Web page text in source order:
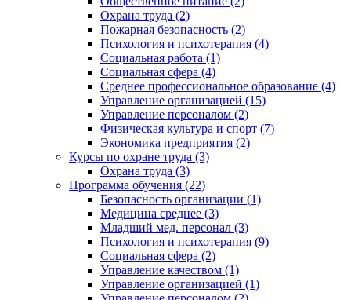
Охрана труда (2)
Пожарная безопасность (2)
Психология и психотерапия (4)
Социальная работа (1)
Социальная сфера (4)
Среднее профессиональное образование (4)
Управление организацией (15)
Управление персоналом (2)
Физическая культура и спорт (7)
Экономика предприятия (2)
Курсы по охране труда (3)
Охрана труда (3)
Программа обучения (22)
Безопасность организации (1)
Медицина среднее (3)
Младший мед. персонал (3)
Психология и психотерапия (9)
Социальная сфера (2)
Управление качеством (1)
Управление организацией (1)